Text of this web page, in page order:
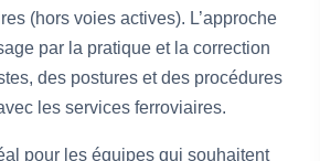
(hors voies actives). L’approche
par la pratique et la correction
des postures et des procédures
les services ferroviaires.
pour les équipes qui souhaitent